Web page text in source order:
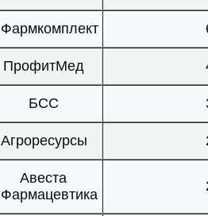
Фармкомплект
ПрофитМед
БСС
Агроресурсы
Авеста
Фармацевтика